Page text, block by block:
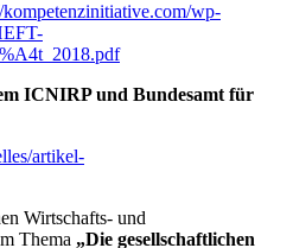
kompetenzinitiative.com/wp-
ICNIRP und Bundesamt für
artikel-
Wirtschafts- und
Thema „Die gesellschaftlichen